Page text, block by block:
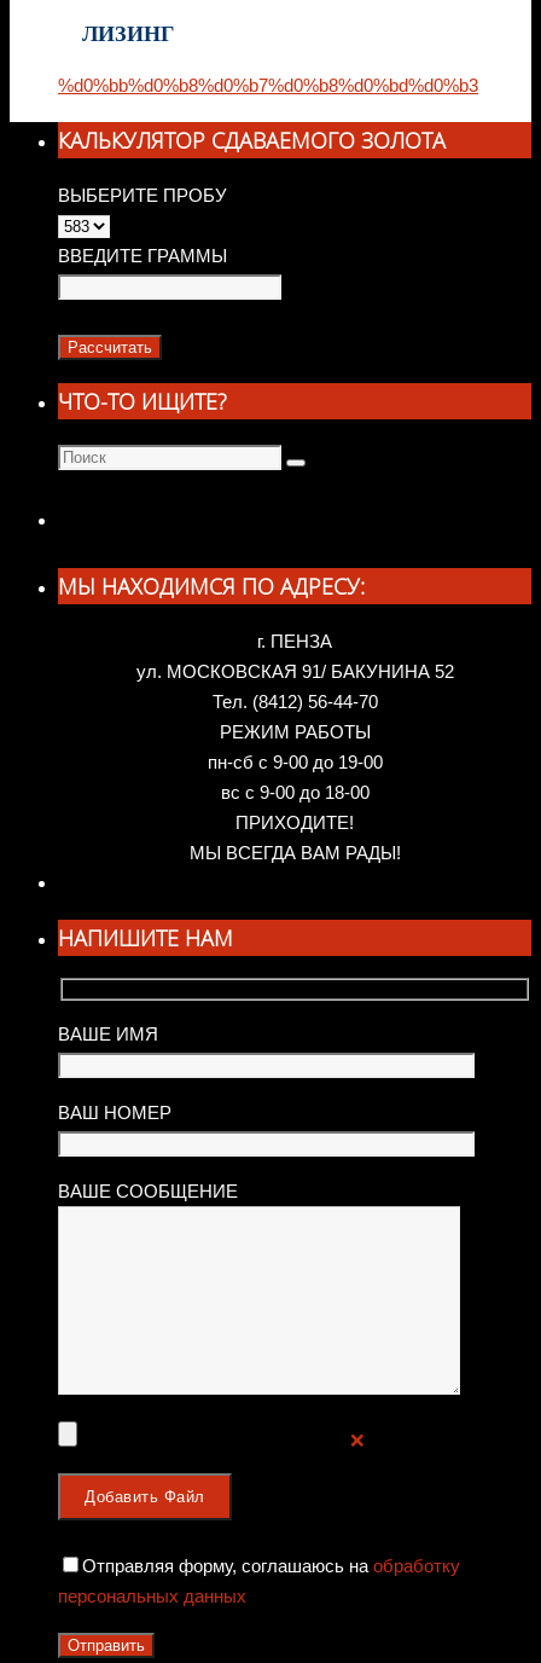
ЛИЗИНГ
%d0%bb%d0%b8%d0%b7%d0%b8%d0%bd%d0%b3
КАЛЬКУЛЯТОР СДАВАЕМОГО ЗОЛОТА
ВЫБЕРИТЕ ПРОБУ
ВВЕДИТЕ ГРАММЫ
ЧТО-ТО ИЩИТЕ?
Что
Поиск
МЫ НАХОДИМСЯ ПО АДРЕСУ:
г. ПЕНЗА
ул. МОСКОВСКАЯ 91/ БАКУНИНА 52
Тел. (8412) 56-44-70
РЕЖИМ РАБОТЫ
пн-сб с 9-00 до 19-00
вс с 9-00 до 18-00
ПРИХОДИТЕ!
МЫ ВСЕГДА ВАМ РАДЫ!
НАПИШИТЕ НАМ
ВАШЕ ИМЯ
ВАШ НОМЕР
ВАШЕ СООБЩЕНИЕ
❌
Отправляя форму, соглашаюсь на обработку
персональных данных